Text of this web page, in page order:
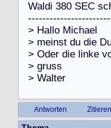
Waldi 380 SEC sc
-----------------------
> Hallo Michael
> meinst du die D
> Oder die linke v
> gruss
> Walter
Antworten Zitieren